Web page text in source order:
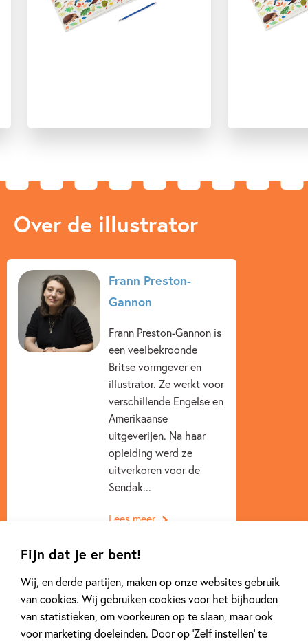
Fijn dat je er bent!
Wij, en derde partijen, maken op onze websites gebruik
van cookies. Wij gebruiken cookies voor het bijhouden
van statistieken, om voorkeuren op te slaan, maar ook
voor marketing doeleinden. Door op ‘Zelf instellen’ te
Over de illustrator
Frann Preston-
Gannon
Frann Preston-Gannon is
een veelbekroonde
Britse vormgever en
illustrator. Ze werkt voor
verschillende Engelse en
Amerikaanse
uitgeverijen. Na haar
opleiding werd ze
uitverkoren voor de
Sendak...
Lees meer
Gerelateerde artikelen